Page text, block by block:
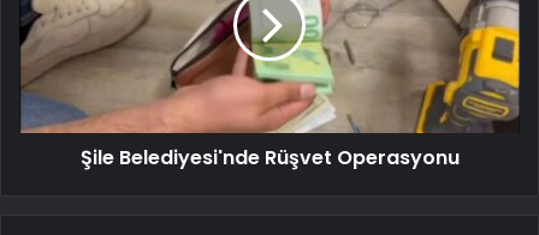
Şile Belediyesi'nde Rüşvet Operasyonu